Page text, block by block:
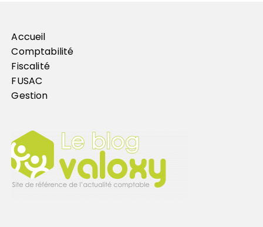
Accueil
Comptabilité
Fiscalité
FUSAC
Gestion